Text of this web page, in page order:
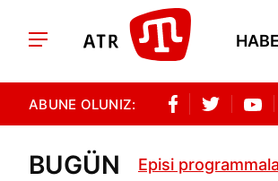
ABUNE OLUNIZ:
BUGÜN Episi